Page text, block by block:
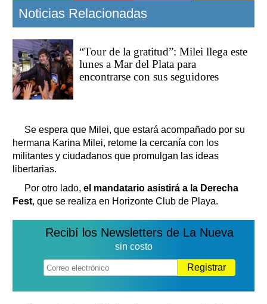
Noticias Relacionadas
“Tour de la gratitud”: Milei llega este
lunes a Mar del Plata para
encontrarse con sus seguidores
Se espera que Milei, que estará acompañado por su
hermana Karina Milei, retome la cercanía con los
militantes y ciudadanos que promulgan las ideas
libertarias.
Por otro lado, el mandatario asistirá a la Derecha
Fest, que se realiza en Horizonte Club de Playa.
Recibí los Newsletters de La Nueva
sin costo
Registrar